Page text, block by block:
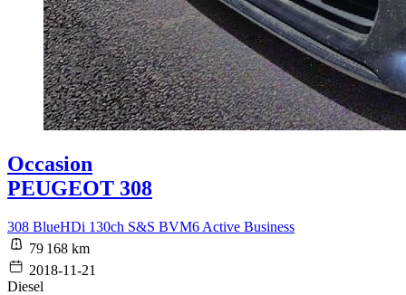
Occasion
PEUGEOT 308
308 BlueHDi 130ch S&S BVM6 Active Business
79 168 km
2018-11-21
Diesel